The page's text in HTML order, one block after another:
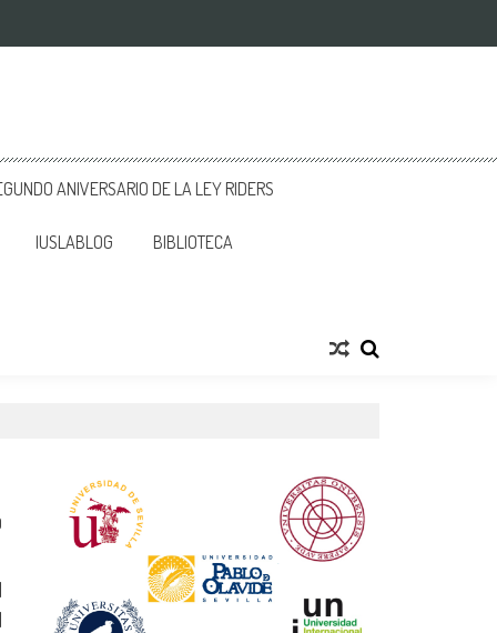
ANIVERSARIO DE LA LEY RIDERS
IUSLABLOG BIBLIOTECA